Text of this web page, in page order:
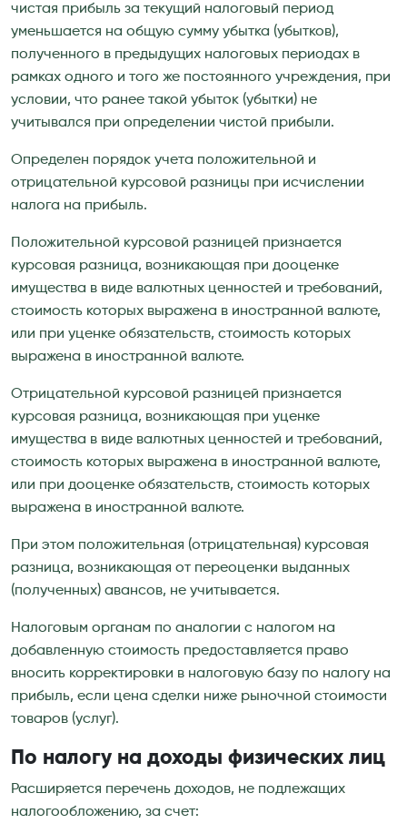
чистая прибыль за текущий налоговый период
уменьшается на общую сумму убытка (убытков),
полученного в предыдущих налоговых периодах в
рамках одного и того же постоянного учреждения, при
условии, что ранее такой убыток (убытки) не
учитывался при определении чистой прибыли.
Определен порядок учета положительной и
отрицательной курсовой разницы при исчислении
налога на прибыль.
Положительной курсовой разницей признается
курсовая разница, возникающая при дооценке
имущества в виде валютных ценностей и требований,
стоимость которых выражена в иностранной валюте,
или при уценке обязательств, стоимость которых
выражена в иностранной валюте.
Отрицательной курсовой разницей признается
курсовая разница, возникающая при уценке
имущества в виде валютных ценностей и требований,
стоимость которых выражена в иностранной валюте,
или при дооценке обязательств, стоимость которых
выражена в иностранной валюте.
При этом положительная (отрицательная) курсовая
разница, возникающая от переоценки выданных
(полученных) авансов, не учитывается.
Налоговым органам по аналогии с налогом на
добавленную стоимость предоставляется право
вносить корректировки в налоговую базу по налогу на
прибыль, если цена сделки ниже рыночной стоимости
товаров (услуг).
По налогу на доходы физических лиц
Расширяется перечень доходов, не подлежащих
налогообложению, за счет: